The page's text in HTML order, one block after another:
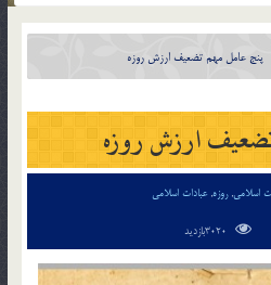
پنج عامل مهم تضعیف ارزش روزه
ارزش روزه
اسلامی,روزه,عبادات اسلامی